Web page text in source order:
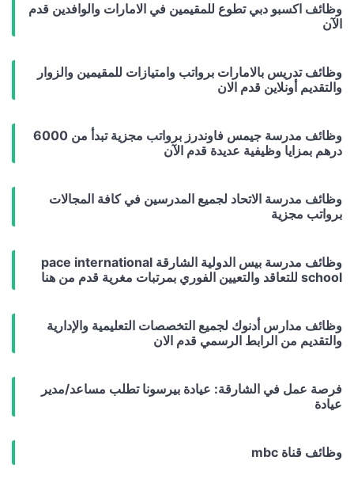
وظائف اكسبو دبي تطوع للمقيمين في الامارات والوافدين قدم
الآن
وظائف تدريس بالامارات برواتب وامتيازات للمقيمين والزوار
والتقديم أونلاين قدم الان
وظائف مدرسة جيمس فاوندرز برواتب مجزية تبدأ من 6000
درهم بمزايا وظيفية عديدة قدم الآن
وظائف مدرسة الاتحاد لجميع المدرسين في كافة المجالات
برواتب مجزية
وظائف مدرسة بيس الدولية الشارقة pace international
school للتعاقد والتعيين الفوري بمرتبات مغرية قدم من هنا
وظائف مدارس أدنوك لجميع التخصصات التعليمية والإدارية
والتقديم من الرابط الرسمي قدم الان
فرصة عمل في الشارقة: عيادة بيرسونا تطلب مساعد/مدير
عيادة
وظائف قناة mbc